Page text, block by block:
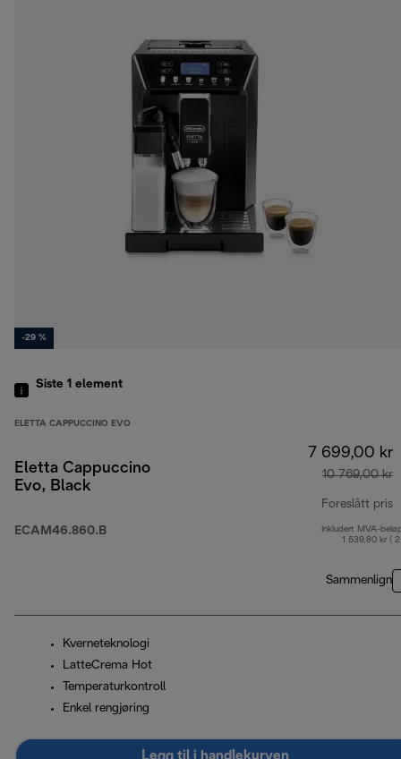
-29 %
Siste 1 element
ELETTA CAPPUCCINO EVO
Eletta Cappuccino
Evo, Black
ECAM46.860.B
7 699,00 kr
10 769,00 kr
Foreslått pris
Inkludert MVA-
1 539,80 kr (
Sammenlign
Kverneteknologi
LatteCrema Hot
Temperaturkontroll
Enkel rengjøring
Legg til i handlekurven